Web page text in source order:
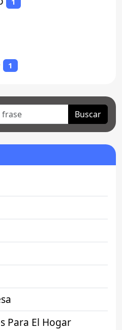
1
Buscar
Para El Hogar